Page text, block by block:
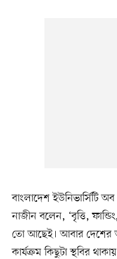
বাংলাদেশ ইউনিভার্সিটি
নাজীন বলেন, ‘বৃত্তি,
তো আছেই। আবার দেশের
কার্যক্রম কিছুটা স্থবির